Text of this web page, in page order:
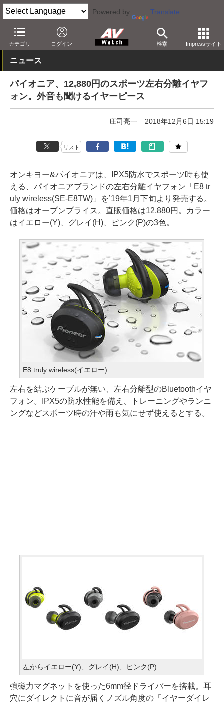
Powered by Translate
カテゴリ ログイン 検索 Impressサイト
AV Watch 製品 ヘッドフォン パイオニア
ニュース
パイオニア、12,880円のスポーツ左右分離イヤフ
ォン。外音も聞けるイヤーピース
庄司亮一 2018年12月6日 15:19
リスト
オンキヨー&パイオニアは、IPX5防水でスポーツ時も使
える、パイオニアブランドの左右分離イヤフォン「E8 tr
uly wireless(SE-E8TW)」を’19年1月下旬より発売する。
価格はオープンプライス。直販価格は12,880円。カラー
はイエロー(Y)、グレイ(H)、ピンク(P)の3色。
E8 truly wireless(イエロー)
左右を結ぶケーブルが無い、左右分離型のBluetoothイヤ
フォン。IPX5の防水性能を備え、トレーニングやランニ
ングなどスポーツ時の汗や雨も気にせず使えるとする。
左からイエロー(Y)、グレイ(H)、ピンク(P)
強磁力マグネットを使った6mm径ドライバーを搭載。耳
穴にダイレクトに音が届くノズル角度の「イヤーダイレ